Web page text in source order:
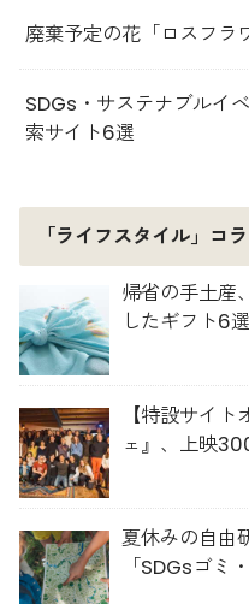
廃棄予定の花「ロスフラ
SDGs・サステナブルイ
索サイト6選
「ライフスタイル」コ
帰省の手土産
したギフト6選
【特設サイ
ェ』、上映
夏休みの自由
「SDGsゴミ